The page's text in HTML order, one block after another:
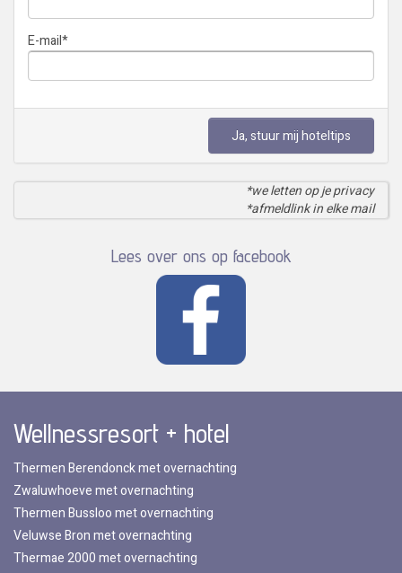
E-mail*
Ja, stuur mij hoteltips
*we letten op je privacy
*afmeldlink in elke mail
Lees over ons op facebook
Wellnessresort + hotel
Thermen Berendonck met overnachting
Zwaluwhoeve met overnachting
Thermen Bussloo met overnachting
Veluwse Bron met overnachting
Thermae 2000 met overnachting